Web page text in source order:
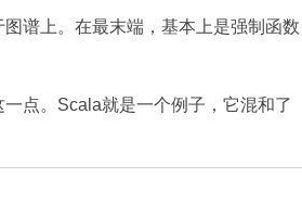
谱上。在最末端，基本上是强制函数
点。Scala就是一个例子，它混和了